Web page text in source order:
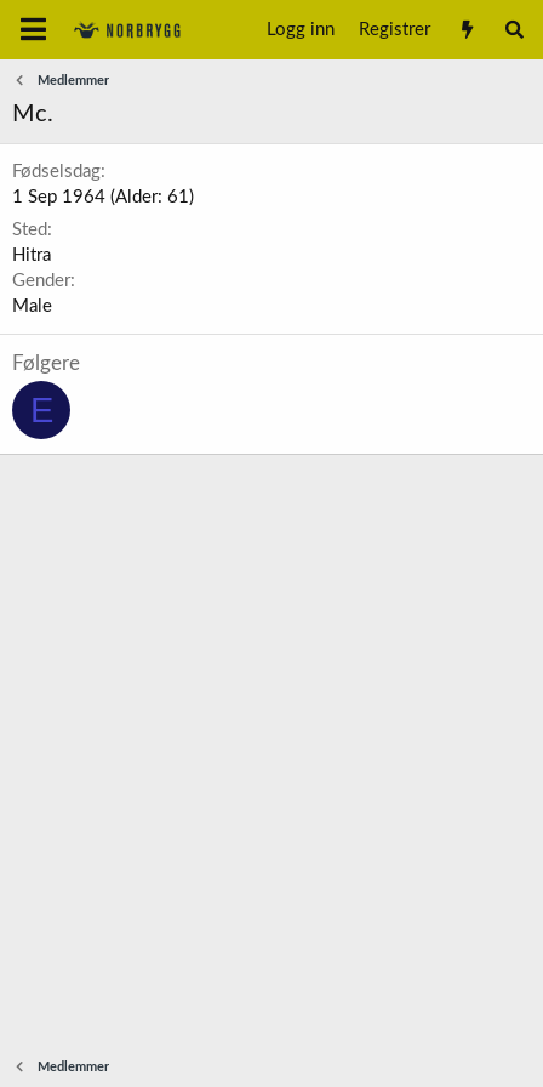
Logg inn Registrer
Medlemmer
Mc.
Fødselsdag
1 Sep 1964 (Alder: 61)
Sted
Hitra
Gender
Male
Følgere
E
Medlemmer